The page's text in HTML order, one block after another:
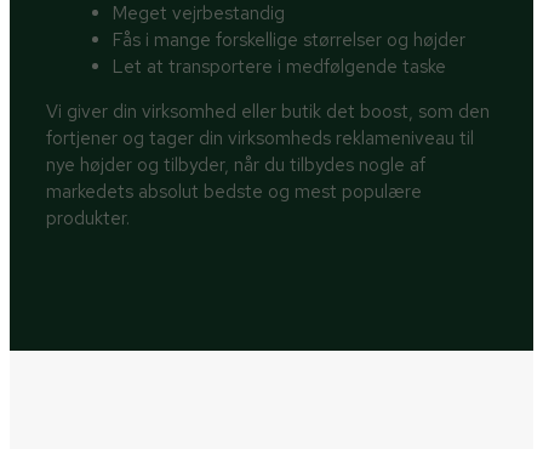
Meget vejrbestandig
Fås i mange forskellige størrelser og højder
Let at transportere i medfølgende taske
Vi giver din virksomhed eller butik det boost, som den
fortjener og tager din virksomheds reklameniveau til
nye højder og tilbyder, når du tilbydes nogle af
markedets absolut bedste og mest populære
produkter.